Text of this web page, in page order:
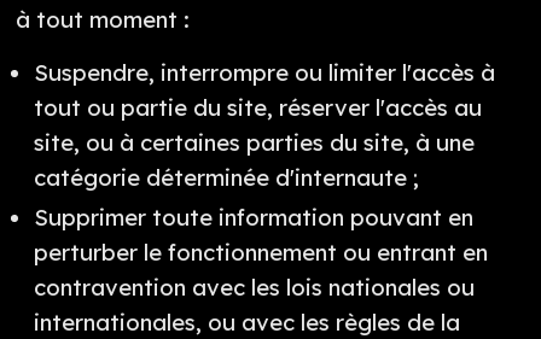
à tout moment :
Suspendre, interrompre ou limiter l'accès à
tout ou partie du site, réserver l'accès au
site, ou à certaines parties du site, à une
catégorie déterminée d'internaute ;
Supprimer toute information pouvant en
perturber le fonctionnement ou entrant en
contravention avec les lois nationales ou
internationales, ou avec les règles de la